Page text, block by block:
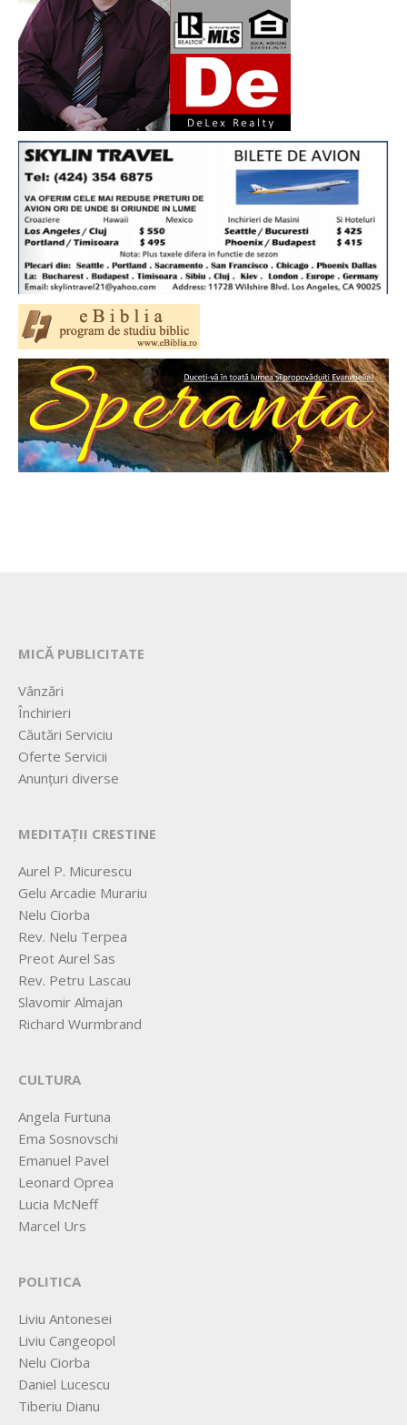
MICĂ PUBLICITATE
Vânzări
Închirieri
Căutări Serviciu
Oferte Servicii
Anunțuri diverse
MEDITAȚII CRESTINE
Aurel P. Micurescu
Gelu Arcadie Murariu
Nelu Ciorba
Rev. Nelu Terpea
Preot Aurel Sas
Rev. Petru Lascau
Slavomir Almajan
Richard Wurmbrand
CULTURA
Angela Furtuna
Ema Sosnovschi
Emanuel Pavel
Leonard Oprea
Lucia McNeff
Marcel Urs
POLITICA
Liviu Antonesei
Liviu Cangeopol
Nelu Ciorba
Daniel Lucescu
Tiberiu Dianu